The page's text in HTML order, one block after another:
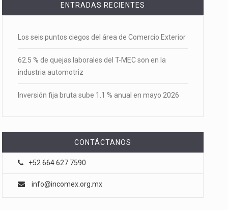
ENTRADAS RECIENTES
Los seis puntos ciegos del área de Comercio Exterior
62.5 % de quejas laborales del T-MEC son en la
industria automotriz
Inversión fija bruta sube 1.1 % anual en mayo 2026
CONTÁCTANOS
+52 664 627 7590
info@incomex.org.mx